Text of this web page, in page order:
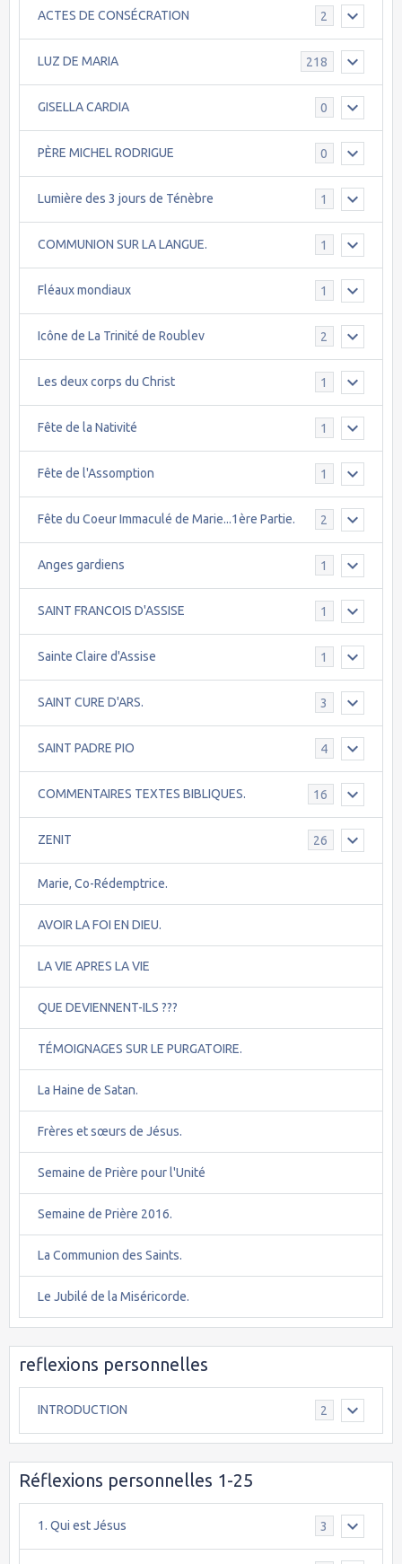
ACTES DE CONSÉCRATION 2
LUZ DE MARIA 218
GISELLA CARDIA 0
PÈRE MICHEL RODRIGUE 0
Lumière des 3 jours de Ténèbre 1
COMMUNION SUR LA LANGUE. 1
Fléaux mondiaux 1
Icône de La Trinité de Roublev 2
Les deux corps du Christ 1
Fête de la Nativité 1
Fête de l'Assomption 1
Fête du Coeur Immaculé de Marie...1ère Partie. 2
Anges gardiens 1
SAINT FRANCOIS D'ASSISE 1
Sainte Claire d'Assise 1
SAINT CURE D'ARS. 3
SAINT PADRE PIO 4
COMMENTAIRES TEXTES BIBLIQUES. 16
ZENIT 26
Marie, Co-Rédemptrice.
AVOIR LA FOI EN DIEU.
LA VIE APRES LA VIE
QUE DEVIENNENT-ILS ???
TÉMOIGNAGES SUR LE PURGATOIRE.
La Haine de Satan.
Frères et sœurs de Jésus.
Semaine de Prière pour l'Unité
Semaine de Prière 2016.
La Communion des Saints.
Le Jubilé de la Miséricorde.
reflexions personnelles
INTRODUCTION 2
Réflexions personnelles 1-25
1. Qui est Jésus 3